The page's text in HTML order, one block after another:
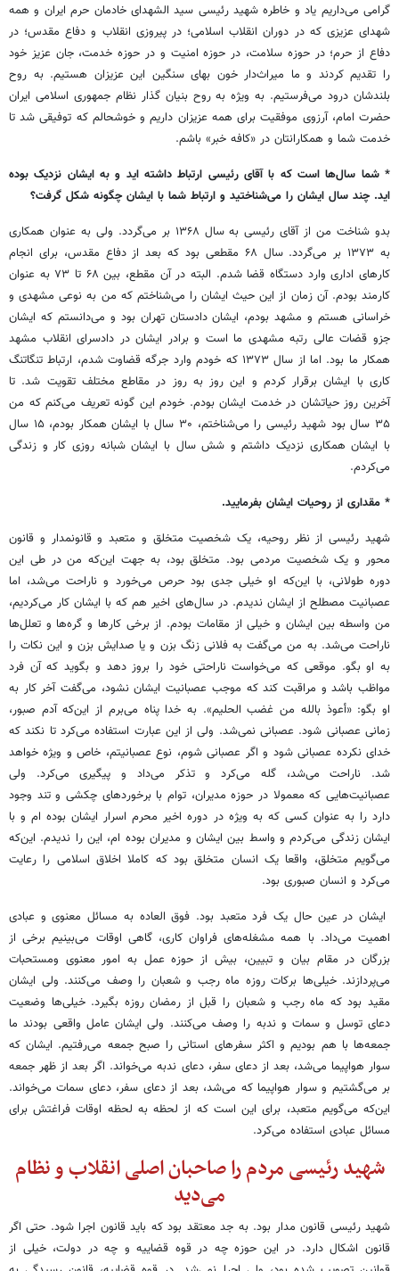
گرامی می‌داریم یاد و خاطره شهید رئیسی سید الشهدای خادمان حرم ایران و همه
شهدای عزیزی که در دوران انقلاب اسلامی؛ در پیروزی انقلاب و دفاع مقدس؛ در
دفاع از حرم؛ در حوزه سلامت، در حوزه امنیت و در حوزه خدمت، جان عزیز خود
را تقدیم کردند و ما میراث‌دار خون بهای سنگین این عزیزان هستیم. به روح
بلندشان درود می‌فرستیم. به ویژه به روح بنیان گذار نظام جمهوری اسلامی ایران
حضرت امام، آرزوی موفقیت برای همه عزیزان داریم و خوشحالم که توفیقی شد تا
خدمت شما و همکارانتان در «کافه خبر» باشم.
* شما سال‌ها است که با آقای رئیسی ارتباط داشته اید و به ایشان نزدیک بوده
اید. چند سال ایشان را می‌شناختید و ارتباط شما با ایشان چگونه شکل گرفت؟
بدو شناخت من از آقای رئیسی به سال ۱۳۶۸ بر می‌گردد. ولی به عنوان همکاری
به ۱۳۷۳ بر می‌گردد. سال ۶۸ مقطعی بود که بعد از دفاع مقدس، برای انجام
کارهای اداری وارد دستگاه قضا شدم. البته در آن مقطع، بین ۶۸ تا ۷۳ به عنوان
کارمند بودم. آن زمان از این حیث ایشان را می‌شناختم که من به نوعی مشهدی و
خراسانی هستم و مشهد بودم، ایشان دادستان تهران بود و می‌دانستم که ایشان
جزو قضات عالی رتبه مشهدی ما است و برادر ایشان در دادسرای انقلاب مشهد
همکار ما بود. اما از سال ۱۳۷۳ که خودم وارد جرگه قضاوت شدم، ارتباط تنگاتنگ
کاری با ایشان برقرار کردم و این روز به روز در مقاطع مختلف تقویت شد. تا
آخرین روز حیاتشان در خدمت ایشان بودم. خودم این گونه تعریف می‌کنم که من
۳۵ سال بود شهید رئیسی را می‌شناختم، ۳۰ سال با ایشان همکار بودم، ۱۵ سال
با ایشان همکاری نزدیک داشتم و شش سال با ایشان شبانه روزی کار و زندگی
می‌کردم.
* مقداری از روحیات ایشان بفرمایید.
شهید رئیسی از نظر روحیه، یک شخصیت متخلق و متعبد و قانونمدار و قانون
محور و یک شخصیت مردمی بود. متخلق بود، به جهت این‌که من در طی این
دوره طولانی، با این‌که او خیلی جدی بود حرص می‌خورد و ناراحت می‌شد، اما
عصبانیت مصطلح از ایشان ندیدم. در سال‌های اخیر هم که با ایشان کار می‌کردیم،
من واسطه بین ایشان و خیلی از مقامات بودم. از برخی کارها و گره‌ها و تعلل‌ها
ناراحت می‌شد. به من می‌گفت به فلانی زنگ بزن و یا صدایش بزن و این نکات را
به او بگو. موقعی که می‌خواست ناراحتی خود را بروز دهد و بگوید که آن فرد
مواظب باشد و مراقبت کند که موجب عصبانیت ایشان نشود، می‌گفت آخر کار به
او بگو: «أعوذ بالله من غضب الحلیم». به خدا پناه می‌برم از این‌که آدم صبور،
زمانی عصبانی ‌شود. عصبانی نمی‌شد. ولی از این عبارت استفاده می‌کرد تا نکند که
خدای نکرده عصبانی شود و اگر عصبانی شوم، نوع عصبانیتم، خاص و ویژه خواهد
شد. ناراحت می‌شد، گله می‌کرد و تذکر می‌داد و پیگیری می‌کرد. ولی
عصبانیت‌هایی که معمولا در حوزه مدیران، توام با برخوردهای چکشی و تند وجود
دارد را به عنوان کسی که به ویژه در دوره اخیر محرم اسرار ایشان بوده ام و با
ایشان زندگی می‌کردم و واسط بین ایشان و مدیران بوده ام، این را ندیدم. این‌که
می‌گویم متخلق، واقعا یک انسان متخلق بود که کاملا اخلاق اسلامی را رعایت
می‌کرد و انسان صبوری بود.
ایشان در عین حال یک فرد متعبد بود. فوق العاده به مسائل معنوی و عبادی
اهمیت می‌داد. با همه مشغله‌های فراوان کاری، گاهی اوقات می‌بینیم برخی از
بزرگان در مقام بیان و تبیین، بیش از حوزه عمل به امور معنوی ومستحبات
می‌پردازند. خیلی‌ها برکات روزه ماه رجب و شعبان را وصف می‌کنند. ولی ایشان
مقید بود که ماه رجب و شعبان را قبل از رمضان روزه بگیرد. خیلی‌ها وضعیت
دعای توسل و سمات و ندبه را وصف می‌کنند. ولی ایشان عامل واقعی بودند ما
جمعه‌ها با هم بودیم و اکثر سفرهای استانی را صبح جمعه می‌رفتیم. ایشان که
سوار هواپیما می‌شد، بعد از دعای سفر، دعای ندبه می‌خواند. اگر بعد از ظهر جمعه
بر می‌گشتیم و سوار هواپیما که می‌شد، بعد از دعای سفر، دعای سمات می‌خواند.
این‌که می‌گویم متعبد، برای این است که از لحظه به لحظه اوقات فراغتش برای
مسائل عبادی استفاده می‌کرد.
شهید رئیسی مردم را صاحبان اصلی انقلاب و نظام
می‌دید
شهید رئیسی قانون مدار بود. به جد معتقد بود که باید قانون اجرا شود. حتی اگر
قانون اشکال دارد. در این حوزه چه در قوه قضاییه و چه در دولت، خیلی از